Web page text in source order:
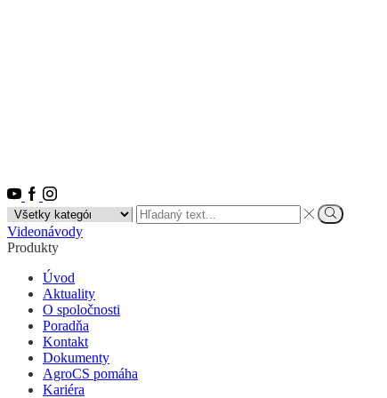
Youtube
Facebook
Instagram
Search
input
Vyhľadať
Videonávody
Produkty
Úvod
Aktuality
O spoločnosti
Poradňa
Kontakt
Dokumenty
AgroCS pomáha
Kariéra